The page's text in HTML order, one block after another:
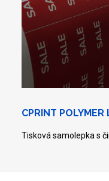
CPRINT POLYMER
Tisková samolepka s